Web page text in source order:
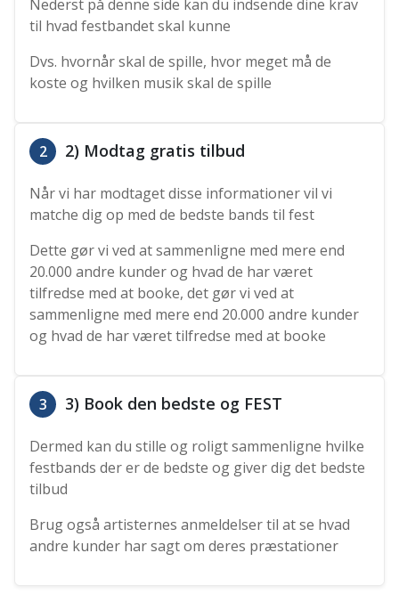
Nederst på denne side kan du indsende dine krav
til hvad festbandet skal kunne
Dvs. hvornår skal de spille, hvor meget må de
koste og hvilken musik skal de spille
2 2) Modtag gratis tilbud
Når vi har modtaget disse informationer vil vi
matche dig op med de bedste bands til fest
Dette gør vi ved at sammenligne med mere end
20.000 andre kunder og hvad de har været
tilfredse med at booke, det gør vi ved at
sammenligne med mere end 20.000 andre kunder
og hvad de har været tilfredse med at booke
3 3) Book den bedste og FEST
Dermed kan du stille og roligt sammenligne hvilke
festbands der er de bedste og giver dig det bedste
tilbud
Brug også artisternes anmeldelser til at se hvad
andre kunder har sagt om deres præstationer